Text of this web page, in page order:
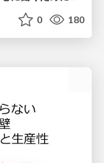
0 180